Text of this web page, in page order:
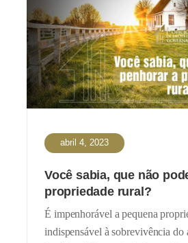
abril 4, 2023
Você sabia, que não
propriedade rural?
É impenhorável a pequena
indispensável à sobrevivência do